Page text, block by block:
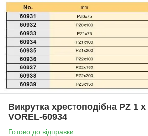
Викрутка хрестоподібна PZ 1
VOREL-60934
Готово до відправки